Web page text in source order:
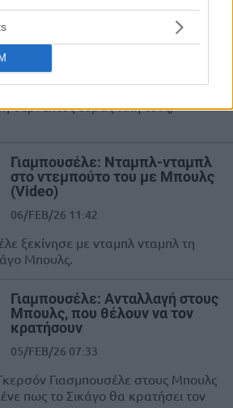
Μπουλς… καλά πήγε αυτό:
Εννιά σερί ήττες από τότε που
τους Μπουλς με 131-99 στο Σικάγο
σερί εκτός έδρας νίκη τους,
Γιαμπουσέλε: Νταμπλ-νταμπλ
στο ντεμπούτο του με Μπουλς
(Video)
06/FEB/26 11:42
ξεκίνησε με νταμπλ νταμπλ τη
Μπουλς.
Γιαμπουσέλε: Ανταλλαγή στους
Μπουλς, που θέλουν να τον
κρατήσουν
05/FEB/26 07:33
Γιασμπουσέλε στους Μπουλς
πως το Σικάγο θα κρατήσει τον